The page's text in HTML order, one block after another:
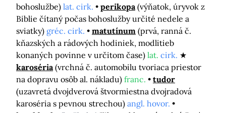
bohoslužbe) lat. cirk. perikopa (výňatok, úryvok z
Biblie čítaný počas bohoslužby určité nedele a
sviatky) gréc. cirk. matutínum (prvá, ranná č.
kňazských a rádových hodiniek, modlitieb
konaných povinne v určitom čase) lat. cirk.
karoséria (vrchná č. automobilu tvoriaca priestor
na dopravu osôb al. nákladu) franc.
tudor
(uzavretá dvojdverová štvormiestna dvojradová
karoséria s pevnou strechou) angl. hovor.